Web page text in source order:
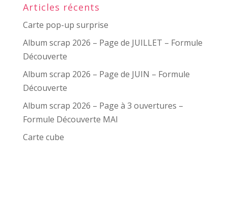
Articles récents
Carte pop-up surprise
Album scrap 2026 – Page de JUILLET – Formule
Découverte
Album scrap 2026 – Page de JUIN – Formule
Découverte
Album scrap 2026 – Page à 3 ouvertures –
Formule Découverte MAI
Carte cube